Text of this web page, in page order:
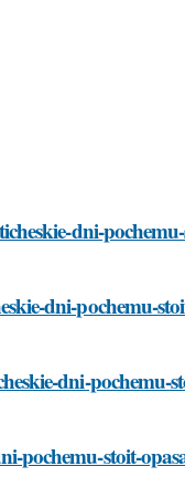
dni-
dni-pochemu-
dni-pochemu-
pochemu-stoit-